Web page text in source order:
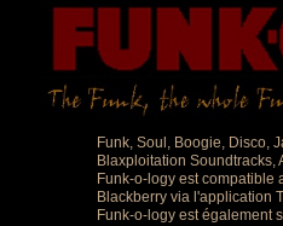
Funk, Soul, Boogie, Disco,
Blaxploitation Soundtracks,
Funk-o-logy est compatible
Blackberry via l'application
Funk-o-logy est également